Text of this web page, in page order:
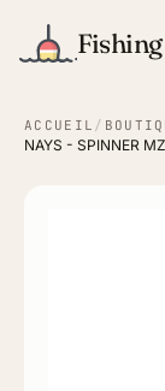
ACCUEIL /
NAYS - SPINNER